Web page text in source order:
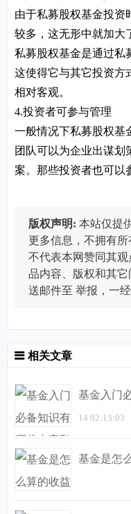
由于私募股权基金投资
较多，这无形中就加大
私募股权基金是通过私
这使得它与其它投资方
相对客观。
4.投资者可参与管理
一般情况下私募股权基
团队可以为企业出谋划
案。那些投资者也可以
版权声明: 本站仅提
更多信息，不拥有所
不代表本网赞同其
品内容、版权和其
送邮件至 举报，一
相关文章
基金入门
14 02:13:03
基金是怎